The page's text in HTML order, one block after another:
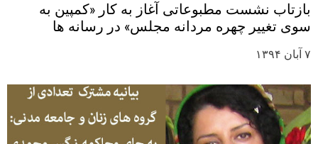
بازتاب نشست مطبوعاتی آغاز به کار «کمپین به
سوی تغییر چهره مردانه مجلس» در رسانه ها
۷ آبان ۱۳۹۴